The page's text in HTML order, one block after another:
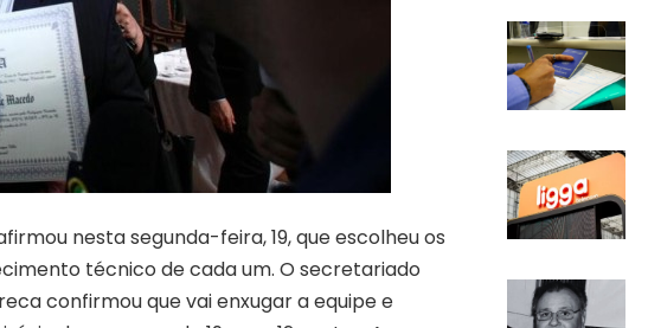
nesta segunda-feira, 19, que escolheu os
técnico de cada um. O secretariado
confirmou que vai enxugar a equipe e